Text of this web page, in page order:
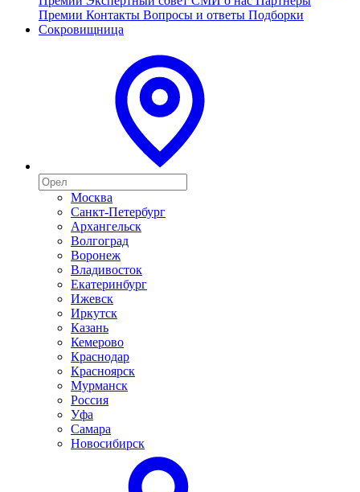
Премии Контакты Вопросы и ответы Подборки
Сокровищница
Москва
Санкт-Петербург
Архангельск
Волгоград
Воронеж
Владивосток
Екатеринбург
Ижевск
Иркутск
Казань
Кемерово
Краснодар
Красноярск
Мурманск
Россия
Уфа
Самара
Новосибирск